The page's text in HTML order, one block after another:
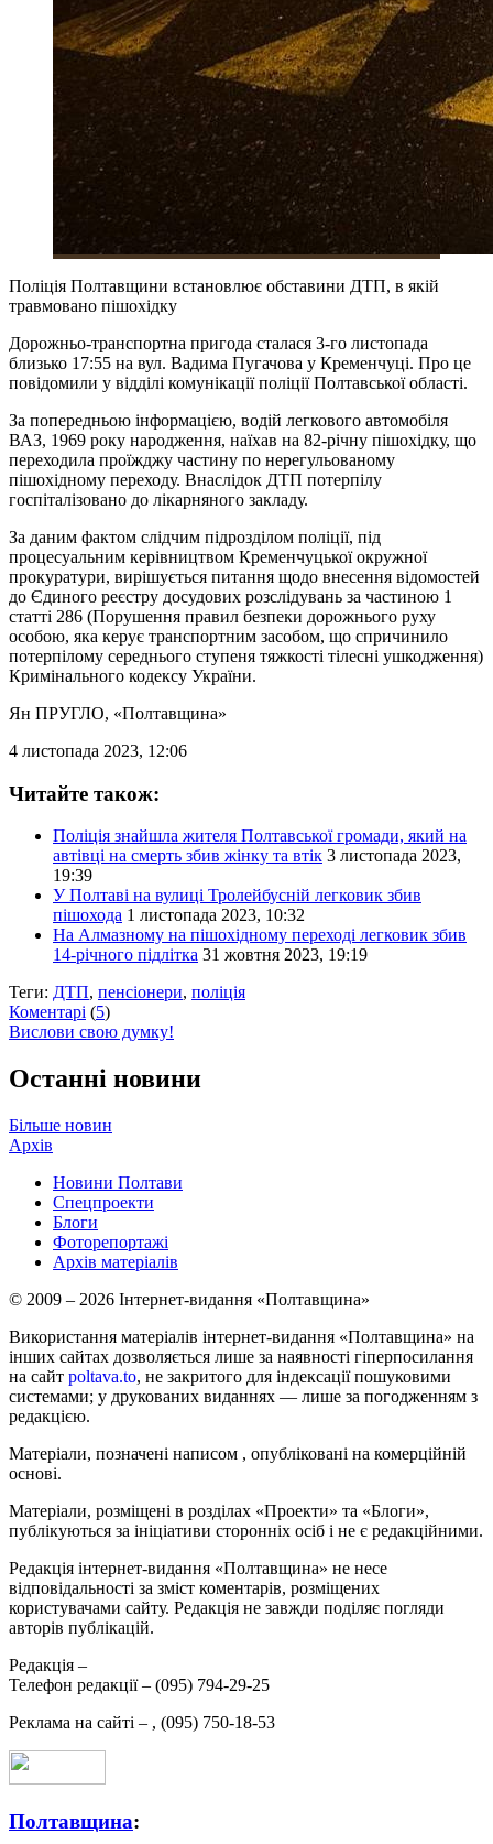
Поліція Полтавщини встановлює обставини ДТП, в якій
травмовано пішохідку
Дорожньо-транспортна пригода сталася 3-го листопада
близько 17:55 на вул. Вадима Пугачова у Кременчуці. Про це
повідомили у відділі комунікації поліції Полтавської області.
За попередньою інформацією, водій легкового автомобіля
ВАЗ, 1969 року народження, наїхав на 82-річну пішохідку, що
переходила проїжджу частину по нерегульованому
пішохідному переходу. Внаслідок ДТП потерпілу
госпіталізовано до лікарняного закладу.
За даним фактом слідчим підрозділом поліції, під
процесуальним керівництвом Кременчуцької окружної
прокуратури, вирішується питання щодо внесення відомостей
до Єдиного реєстру досудових розслідувань за частиною 1
статті 286 (Порушення правил безпеки дорожнього руху
особою, яка керує транспортним засобом, що спричинило
потерпілому середнього ступеня тяжкості тілесні ушкодження)
Кримінального кодексу України.
Ян ПРУГЛО, «Полтавщина»
4 листопада 2023, 12:06
Читайте також:
Поліція знайшла жителя Полтавської громади, який на
автівці на смерть збив жінку та втік 3 листопада 2023,
19:39
У Полтаві на вулиці Тролейбусній легковик збив
пішохода 1 листопада 2023, 10:32
На Алмазному на пішохідному переході легковик збив
14-річного підлітка 31 жовтня 2023, 19:19
Теги: ДТП, пенсіонери, поліція
Коментарі (5)
Вислови свою думку!
Останні новини
Більше новин
Архів
Новини Полтави
Спецпроекти
Блоги
Фоторепортажі
Архів матеріалів
© 2009 – 2026 Інтернет-видання «Полтавщина»
Використання матеріалів інтернет-видання «Полтавщина» на
інших сайтах дозволяється лише за наявності гіперпосилання
на сайт poltava.to, не закритого для індексації пошуковими
системами; у друкованих виданнях — лише за погодженням з
редакцією.
Матеріали, позначені написом , опубліковані на комерційній
основі.
Матеріали, розміщені в розділах «Проекти» та «Блоги»,
публікуються за ініціативи сторонніх осіб і не є редакційними.
Редакція інтернет-видання «Полтавщина» не несе
відповідальності за зміст коментарів, розміщених
користувачами сайту. Редакція не завжди поділяє погляди
авторів публікацій.
Редакція –
Телефон редакції – (095) 794-29-25
Реклама на сайті – , (095) 750-18-53
Полтавщина: